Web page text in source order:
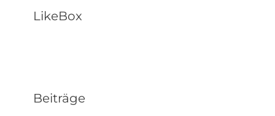
LikeBox
Beiträge